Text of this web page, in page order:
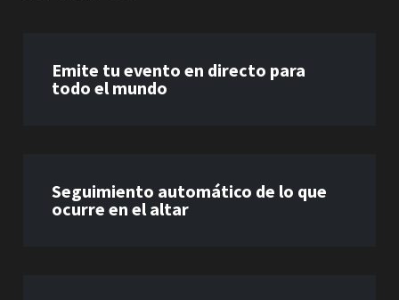
Emite tu evento en directo para
todo el mundo
Seguimiento automático de lo que
ocurre en el altar